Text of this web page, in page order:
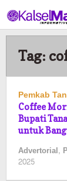
ke
konten
Tag:
Pemkab
Coffee
Bupati
untuk
Advertorial,
2025